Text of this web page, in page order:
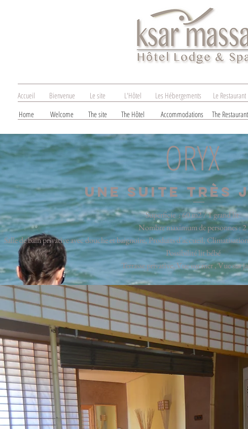
Accueil Bienvenue Le site L'Hôtel Les Hébergements Le Restaurant
Home
Welcome The site The Hôtel Accommodations The Restaurant
ORYX
UNE SUITE très
Superficie : 60 m2 / 1 grand lit
Nombre maximum de personnes : 2
Salle de bain privative avec douche et baignoire, Produits d'accueil,
Possibilité lit bébé
Terrasse privative, Vue sur mer , Vue sur